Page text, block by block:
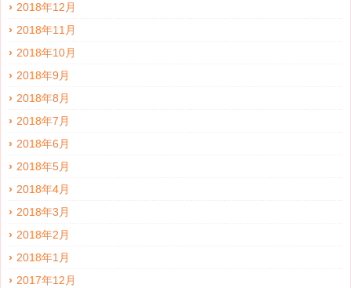
2018年12月
2018年11月
2018年10月
2018年9月
2018年8月
2018年7月
2018年6月
2018年5月
2018年4月
2018年3月
2018年2月
2018年1月
2017年12月